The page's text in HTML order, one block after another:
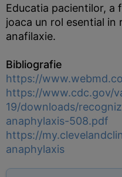
Educatia pacientilor, a
joaca un rol esential
anafilaxie.
Bibliografie
https://
https://www.cdc.gov/
19/downloads/
anaphylaxis-508.pdf
https://
anaphylaxis